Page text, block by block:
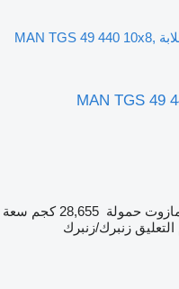
شاحنة قلابة MAN TGS 49 440 10x8,
MAN TGS 49
حمولة 28,655 كجم
سعة
زنبرك/زنبرك